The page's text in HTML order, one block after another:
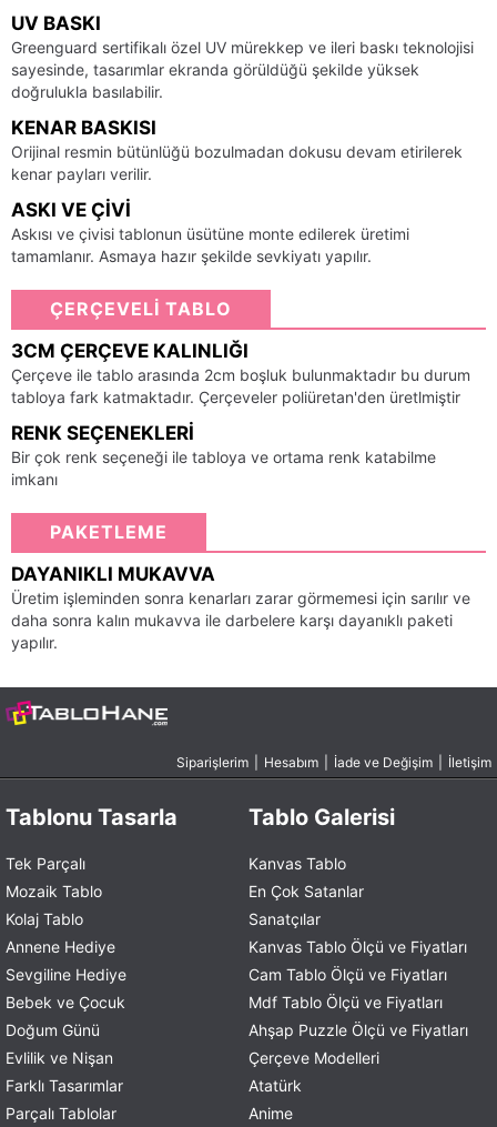
UV BASKI
Greenguard sertifikalı özel UV mürekkep ve ileri baskı teknolojisi
sayesinde, tasarımlar ekranda görüldüğü şekilde yüksek
doğrulukla basılabilir.
KENAR BASKISI
Orijinal resmin bütünlüğü bozulmadan dokusu devam etirilerek
kenar payları verilir.
ASKI VE ÇIVI
Askısı ve çivisi tablonun üsütüne monte edilerek üretimi
tamamlanır. Asmaya hazır şekilde sevkiyatı yapılır.
ÇERÇEVELİ TABLO
3CM ÇERÇEVE KALINLIĞI
Çerçeve ile tablo arasında 2cm boşluk bulunmaktadır bu durum
tabloya fark katmaktadır. Çerçeveler poliüretan'den üretlmiştir
RENK SEÇENEKLERI
Bir çok renk seçeneği ile tabloya ve ortama renk katabilme
imkanı
PAKETLEME
DAYANIKLI MUKAVVA
Üretim işleminden sonra kenarları zarar görmemesi için sarılır ve
daha sonra kalın mukavva ile darbelere karşı dayanıklı paketi
yapılır.
Siparişlerim Hesabım İade ve Değişim İletişim
Tablonu Tasarla
Tek Parçalı
Mozaik Tablo
Kolaj Tablo
Annene Hediye
Sevgiline Hediye
Bebek ve Çocuk
Doğum Günü
Evlilik ve Nişan
Farklı Tasarımlar
Parçalı Tablolar
Tablo Galerisi
Kanvas Tablo
En Çok Satanlar
Sanatçılar
Kanvas Tablo Ölçü ve Fiyatları
Cam Tablo Ölçü ve Fiyatları
Mdf Tablo Ölçü ve Fiyatları
Ahşap Puzzle Ölçü ve Fiyatları
Çerçeve Modelleri
Atatürk
Anime